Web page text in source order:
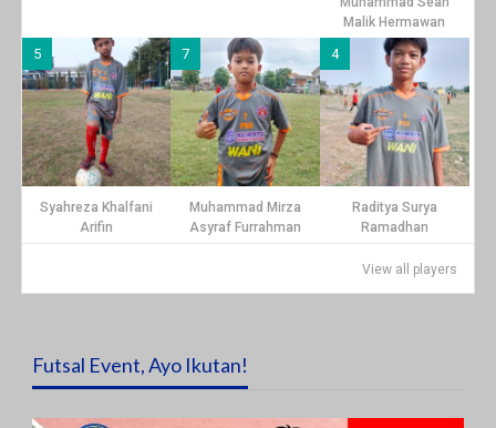
Malik Hermawan
5
Syahreza Khalfani
Arifin
7
Muhammad Mirza
Asyraf Furrahman
4
Raditya Surya
Ramadhan
View all players
Futsal Event, Ayo Ikutan!